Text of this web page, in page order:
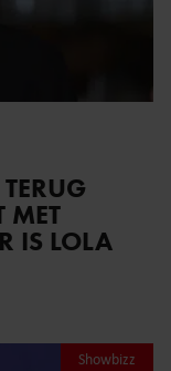
MET
IS LOLA
Showbizz